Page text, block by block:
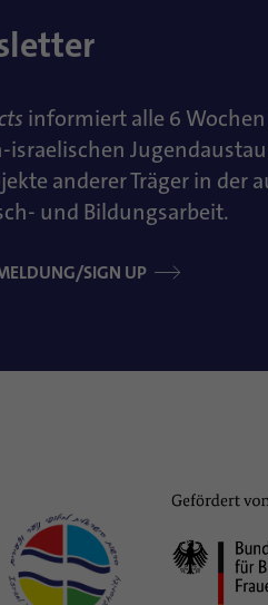
informiert alle 6
israelischen
anderer Träger in
und Bildungsarbeit.
SIGN UP